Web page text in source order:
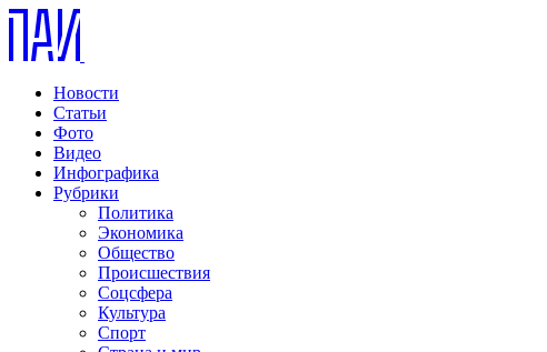
Новости
Статьи
Фото
Видео
Инфографика
Рубрики
Политика
Экономика
Общество
Происшествия
Соцсфера
Культура
Спорт